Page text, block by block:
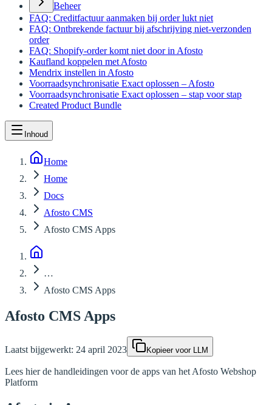
Beheer
FAQ: Creditfactuur aanmaken bij order lukt niet
FAQ: Ontbrekende factuur bij afschrijving niet-verzonden
order
FAQ: Shopify-order komt niet door in Afosto
Kaufland koppelen met Afosto
Mendrix instellen in Afosto
Voorraadsynchronisatie Exact oplossen – Afosto
Voorraadsynchronisatie Exact oplossen – stap voor stap
Created Product Bundle
Inhoud
Home
Home
Docs
Afosto CMS
Afosto CMS Apps
…
Afosto CMS Apps
Afosto CMS Apps
Laatst bijgewerkt: 24 april 2023 Kopieer voor LLM
Lees hier de handleidingen voor de apps van het Afosto Webshop
Platform